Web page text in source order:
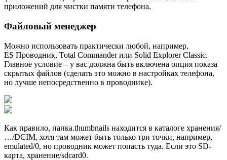
приложений для чистки памяти телефона.
Файловый менеджер
Можно использовать практически любой, например,
ES Проводник, Total Commander или Solid Explorer Classic.
Главное условие – у вас должна быть включена опция показа
скрытых файлов (сделать это можно в настройках телефона,
но лучше непосредственно в проводнике).
Как правило, папка.thumbnails находится в каталоге хранения/
…/DCIM, хотя там может быть только три точки, например,
emulated/0, но проводник может попасть туда. Если это SD-
карта, хранение/sdcard0.